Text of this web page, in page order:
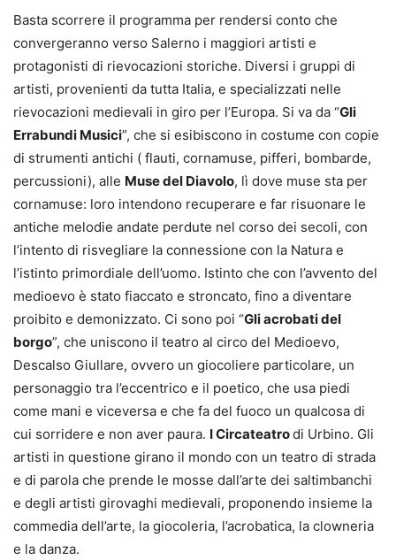
Basta scorrere il programma per rendersi conto che
convergeranno verso Salerno i maggiori artisti e
protagonisti di rievocazioni storiche. Diversi i gruppi di
artisti, provenienti da tutta Italia, e specializzati nelle
rievocazioni medievali in giro per l’Europa. Si va da “Gli
Errabundi Musici”, che si esibiscono in costume con copie
di strumenti antichi ( flauti, cornamuse, pifferi, bombarde,
percussioni), alle Muse del Diavolo, lì dove muse sta per
cornamuse: loro intendono recuperare e far risuonare le
antiche melodie andate perdute nel corso dei secoli, con
l’intento di risvegliare la connessione con la Natura e
l’istinto primordiale dell’uomo. Istinto che con l’avvento del
medioevo è stato fiaccato e stroncato, fino a diventare
proibito e demonizzato. Ci sono poi “Gli acrobati del
borgo”, che uniscono il teatro al circo del Medioevo,
Descalso Giullare, ovvero un giocoliere particolare, un
personaggio tra l’eccentrico e il poetico, che usa piedi
come mani e viceversa e che fa del fuoco un qualcosa di
cui sorridere e non aver paura. I Circateatrodi Urbino. Gli
artisti in questione girano il mondo con un teatro di strada
e di parola che prende le mosse dall’arte dei saltimbanchi
e degli artisti girovaghi medievali, proponendo insieme la
commedia dell’arte, la giocoleria, l’acrobatica, la clowneria
e la danza.